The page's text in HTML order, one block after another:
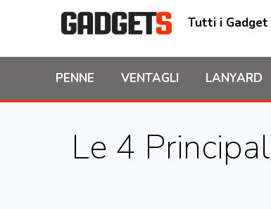
Tutti i
PENNE VENTAGLI LANYARD
Le 4